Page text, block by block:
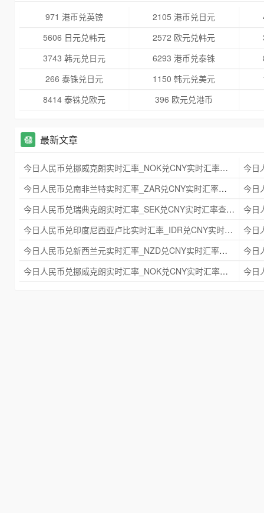
971 港币兑英镑 2105 港币兑日元
5606 日元兑韩元
2572 欧元兑韩元
3743 韩元兑日元
6293 港币兑泰铢
266 泰铢兑日元
1150 韩元兑美元
8414 泰铢兑欧元
396 欧元兑港币
最新文章
今日人民币兑挪威克朗实时汇率_NOK兑CNY实时汇率查询 2025年09月21日
今日人民币兑南非兰特实时汇率_ZAR兑CNY实时汇率查询 2025年09月21日
今日人民币兑瑞典克朗实时汇率_SEK兑CNY实时汇率查询 2025年09月21日
今日人民币兑印度尼西亚卢比实时汇率_IDR兑CNY实时汇率查询 2025年09月21日
今日人民币兑新西兰元实时汇率_NZD兑CNY实时汇率查询 2025年09月21日
今日人民币兑挪威克朗实时汇率_NOK兑CNY实时汇率查询 2025年09月21日